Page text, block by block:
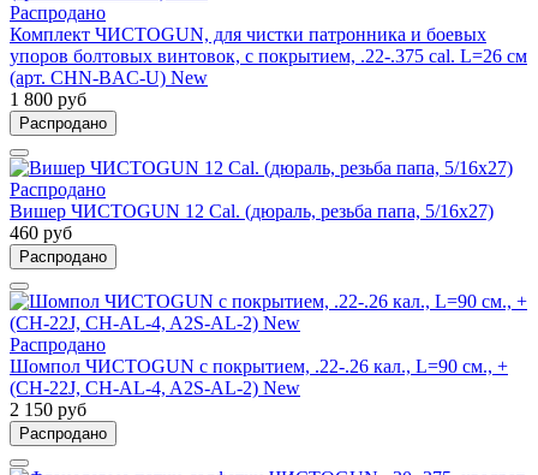
Распродано
Комплект ЧИСТОGUN, для чистки патронника и боевых
упоров болтовых винтовок, с покрытием, .22-.375 cаl. L=26 см
(арт. CHN-BAC-U) New
1 800 руб
Распродано
Распродано
Вишер ЧИСТОGUN 12 Cal. (дюраль, резьба папа, 5/16x27)
460 руб
Распродано
Распродано
Шомпол ЧИСТОGUN с покрытием, .22-.26 кал., L=90 см., +
(CH-22J, CH-AL-4, A2S-AL-2) New
2 150 руб
Распродано